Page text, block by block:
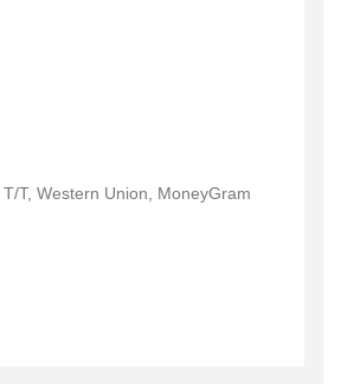
T, Western Union, MoneyGram